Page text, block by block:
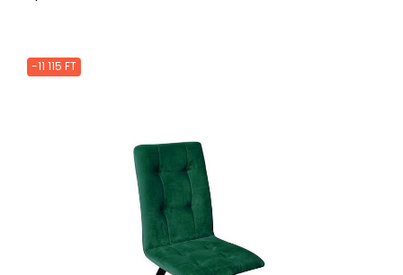
-11 115 FT